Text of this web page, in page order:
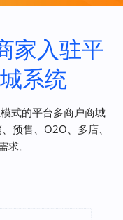
家入驻平
系统
式的平台多商户商城
预售、O2O、多店、
。